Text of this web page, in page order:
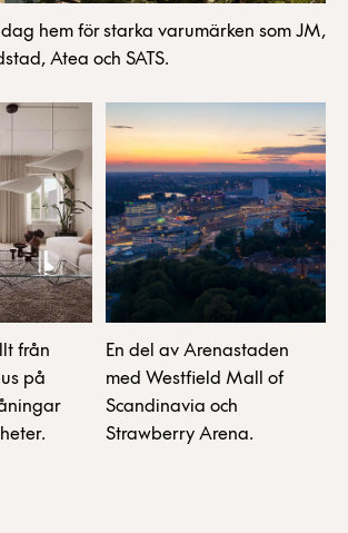
hem för starka varumärken som JM,
Atea och SATS.
från
på
En del av Arenastaden
med Westfield Mall of
Scandinavia och
Strawberry Arena.